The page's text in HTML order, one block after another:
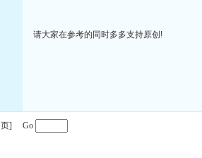
请大家在参考的同时多多支持原创!
页] Go